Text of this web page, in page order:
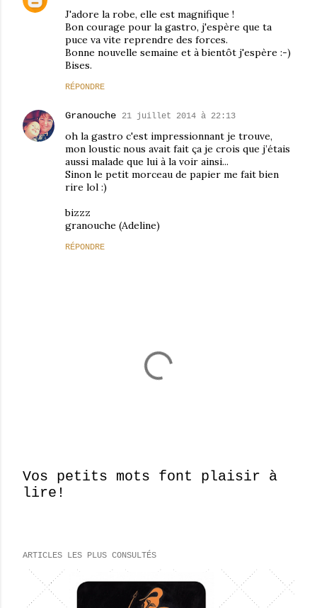
J'adore la robe, elle est magnifique !
Bon courage pour la gastro, j'espère que ta
puce va vite reprendre des forces.
Bonne nouvelle semaine et à bientôt j'espère :-)
Bises.
RÉPONDRE
Granouche 21 juillet 2014 à 22:13
oh la gastro c'est impressionnant je trouve,
mon loustic nous avait fait ça je crois que j’étais
aussi malade que lui à la voir ainsi...
Sinon le petit morceau de papier me fait bien
rire lol :)
bizzz
granouche (Adeline)
RÉPONDRE
E
g
Vos petits mots font plaisir à
lire!
ARTICLES LES PLUS CONSULTÉS